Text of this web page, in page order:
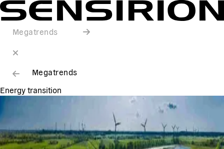
Megatrends
Megatrends
Energy transition